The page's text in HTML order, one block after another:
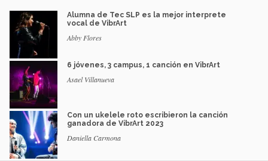
Alumna de Tec SLP es la mejor interprete
vocal de VibrArt
Abby Flores
6 jóvenes, 3 campus, 1 canción en VibrArt
Asael Villanueva
Con un ukelele roto escribieron la canción
ganadora de VibrArt 2023
Daniella Carmona